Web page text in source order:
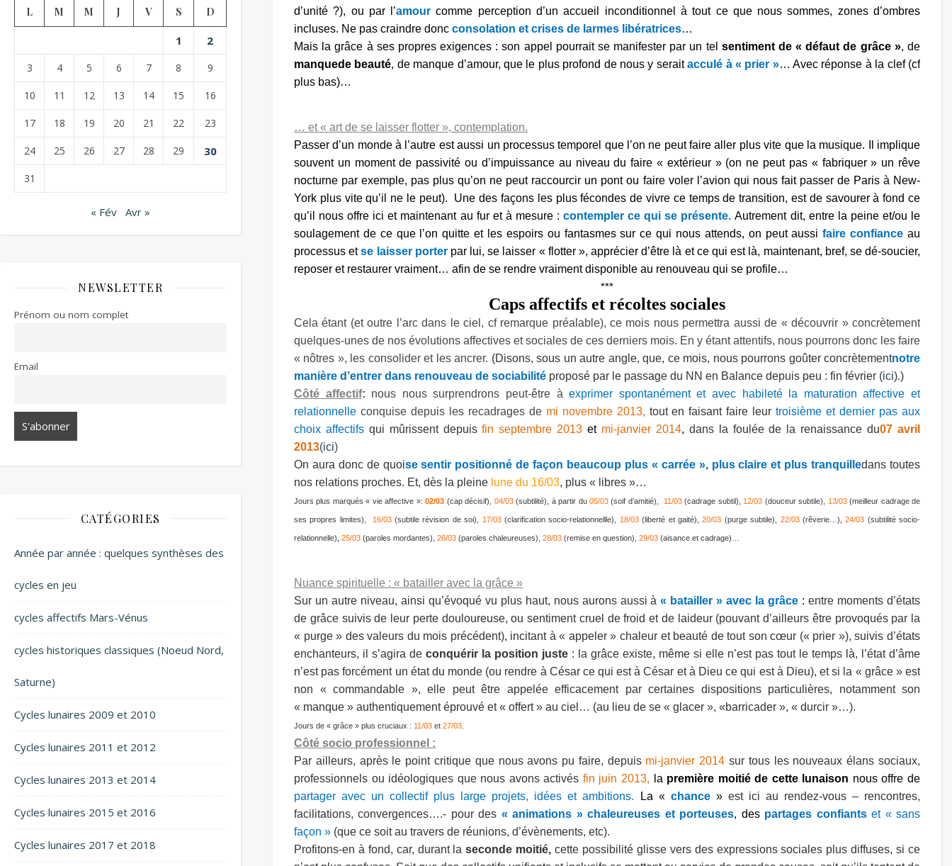
L M M J V S D
1 2
3 4 5 6 7 8 9
10 11 12 13 14 15 16
17 18 19 20 21 22 23
24 25 26 27 28 29 30
31
« Fév Avr »
NEWSLETTER
Prénom ou nom complet
Email
CATÉGORIES
Année par année : quelques synthèses des
cycles en jeu
cycles affectifs Mars-Vénus
cycles historiques classiques (Noeud Nord,
Saturne)
Cycles lunaires 2009 et 2010
Cycles lunaires 2011 et 2012
Cycles lunaires 2013 et 2014
Cycles lunaires 2015 et 2016
Cycles lunaires 2017 et 2018
d’unité ?), ou par l’amour comme perception d’un accueil inconditionnel à tout ce que nous sommes, zones d’ombres
incluses. Ne pas craindre donc consolation et crises de larmes libératrices…
Mais la grâce à ses propres exigences : son appel pourrait se manifester par un tel sentiment de « défaut de grâce », de
manquede beauté, de manque d’amour, que le plus profond de nous y seraitacculé à « prier »… Avec réponse à la clef (cf
plus bas)…
… et « art de se laisser flotter », contemplation.
Passer d’un monde à l’autre est aussi un processus temporel que l’on ne peut faire aller plus vite que la musique. Il implique
souvent un moment de passivité ou d’impuissance au niveau du faire « extérieur » (on ne peut pas « fabriquer » un rêve
nocturne par exemple, pas plus qu’on ne peut raccourcir un pont ou faire voler l’avion qui nous fait passer de Paris à New-
York plus vite qu’il ne le peut). Une des façons les plus fécondes de vivre ce temps de transition, est de savourer à fond ce
qu’il nous offre ici et maintenant au fur et à mesure :contempler ce qui se présente.Autrement dit, entre la peine et/ou le
soulagement de ce que l’on quitte et les espoirs ou fantasmes sur ce qui nous attends, on peut aussi faire confiance au
processus etse laisser porterpar lui, se laisser « flotter », apprécier d’être là et ce qui est là, maintenant, bref, sedé-soucier,
reposer et restaurer vraiment… afin de se rendre vraiment disponible au renouveau qui se profile…
***
Caps affectifs et récoltes sociales
Cela étant (et outre l’arc dans le ciel, cf remarque préalable), ce mois nous permettra aussi de « découvrir » concrètement
quelques-unes de nos évolutions affectives et sociales de ces derniers mois. En y étant attentifs, nous pourrons donc les faire
« nôtres », les consolider et les ancrer. (Disons, sous un autre angle, que, ce mois, nous pourrons goûter concrètementnotre
manière d’entrer dans renouveau de sociabilité proposé par le passage du NN en Balance depuis peu : fin février (ici).)
Côté affectif: nous nous surprendrons peut-être àexprimer spontanément et avec habileté la maturation affective et
relationnelle conquise depuis les recadrages de mi novembre 2013, tout en faisant faire leurtroisième et dernier pas aux
choix affectifsqui mûrissent depuisfin septembre 2013 et mi-janvier 2014, dans la foulée de la renaissance du07 avril
2013(ici)
On aura donc de quoise sentir positionné de façon beaucoup plus « carrée », plus claire et plus tranquilledans toutes
nos relations proches. Et, dès la pleine lune du 16/03, plus « libres »…
Jours plus marqués « vie affective »:02/03 (cap décisif), 04/03(subtilité), à partir du 05/03(soif d’amitié), 11/03(cadrage subtil), 12/03 (douceur subtile), 13/03(meilleur cadrage de
ses propres limites), 16/03(subtile révision de soi), 17/03(clarification socio-relationnellle), 18/03(liberté et gaité),20/03 (purge subtile), 22/03(rêverie…) ,24/03 (subtilité socio-
relationnelle) 25/03 (paroles mordantes), 26/03 (paroles chaleureuses), 28/03 (remise en question), 29/03 (aisance et cadrage)…
Nuance spirituelle : « batailler avec la grâce »
Sur un autre niveau, ainsi qu’évoqué vu plus haut, nous aurons aussi à« batailler » avec la grâce : entre moments d’états
de grâce suivis de leur perte douloureuse, ou sentiment cruel de froid et de laideur (pouvant d’ailleurs être provoqués par la
« purge » des valeurs du mois précédent), incitant à « appeler » chaleur et beauté de tout son cœur (« prier »), suivis d’états
enchanteurs, il s’agira de conquérir la position juste : la grâce existe, même si elle n’est pas tout le temps là, l’état d’âme
n’est pas forcément un état du monde (ou rendre à César ce qui est à César et à Dieu ce qui est à Dieu), et si la « grâce » est
non « commandable », elle peut être appelée efficacement par certaines dispositions particulières, notamment son
« manque » authentiquement éprouvé et « offert » au ciel… (au lieu de se « glacer », «barricader », « durcir »…).
Jours de « grâce » plus cruciaux : 11/03 et 27/03
Côté socio professionnel :
Par ailleurs, après le point critique que nous avons pu faire, depuismi-janvier 2014sur tous les nouveaux élans sociaux,
professionnels ou idéologiques que nous avons activés fin juin 2013, la première moitié de cette lunaison nous offre de
partager avec un collectif plus large projets, idées et ambitions.
La « chance » est ici au rendez-vous – rencontres,
facilitations, convergences….- pour des « animations » chaleureuses et porteuses, des partages confiantset « sans
façon » (que ce soit au travers de réunions, d’évènements, etc).
Profitons-en à fond, car, durant laseconde moitié, cette possibilité glisse vers des expressions sociales plus diffuses, si ce